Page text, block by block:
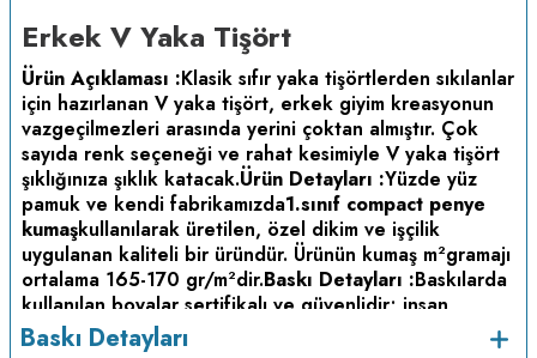
Erkek V Yaka Tişört
Ürün Açıklaması :Klasik sıfır yaka tişörtlerden sıkılanlar
için hazırlanan V yaka tişört, erkek giyim kreasyonun
vazgeçilmezleri arasında yerini çoktan almıştır. Çok
sayıda renk seçeneği ve rahat kesimiyle V yaka tişört
şıklığınıza şıklık katacak.Ürün Detayları :Yüzde yüz
pamuk ve kendi fabrikamızda1.sınıf compact penye
kumaşkullanılarak üretilen, özel dikim ve işçilik
uygulanan kaliteli bir üründür. Ürünün kumaş m2gramajı
ortalama 165-170 gr/m2dir.Baskı Detayları :Baskılarda
kullanılan boyalar sertifikalı ve güvenlidir; insan
sağlığına zarar vermez.
Baskı Detayları